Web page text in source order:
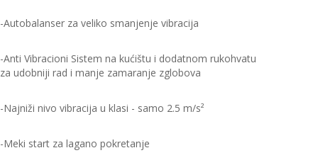
-Autobalanser za veliko smanjenje vibracija
-Anti Vibracioni Sistem na kućištu i dodatnom rukohvatu
za udobniji rad i manje zamaranje zglobova
-Najniži nivo vibracija u klasi - samo 2.5 m/s²
-Meki start za lagano pokretanje